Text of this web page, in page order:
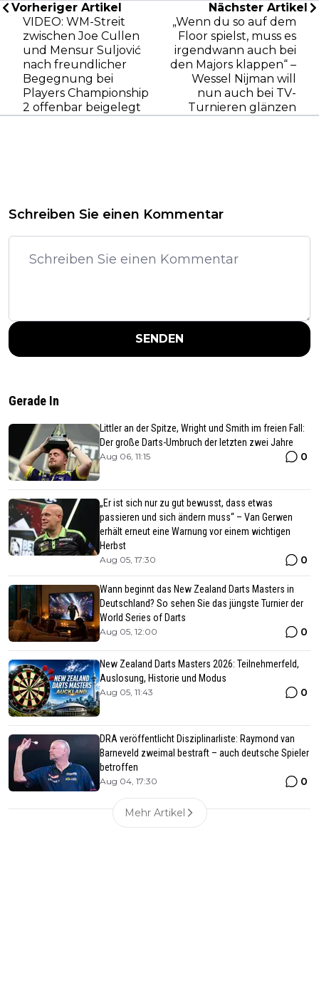
Vorheriger Artikel
VIDEO: WM-Streit
zwischen Joe Cullen
und Mensur Suljović
nach freundlicher
Begegnung bei
Players Championship
2 offenbar beigelegt
Nächster Artikel
„Wenn du so auf dem
Floor spielst, muss es
irgendwann auch bei
den Majors klappen“ –
Wessel Nijman will
nun auch bei TV-
Turnieren glänzen
Schreiben Sie einen Kommentar
SENDEN
Gerade In
Littler an der Spitze, Wright und Smith im freien Fall:
Der große Darts-Umbruch der letzten zwei Jahre
Aug 06, 11:15 0
„Er ist sich nur zu gut bewusst, dass etwas
passieren und sich ändern muss“ – Van Gerwen
erhält erneut eine Warnung vor einem wichtigen
Herbst
Aug 05, 17:30 0
Wann beginnt das New Zealand Darts Masters in
Deutschland? So sehen Sie das jüngste Turnier der
World Series of Darts
Aug 05, 12:00 0
New Zealand Darts Masters 2026: Teilnehmerfeld,
Auslosung, Historie und Modus
Aug 05, 11:43 0
DRA veröffentlicht Disziplinarliste: Raymond van
Barneveld zweimal bestraft – auch deutsche Spieler
betroffen
Aug 04, 17:30 0
Mehr Artikel